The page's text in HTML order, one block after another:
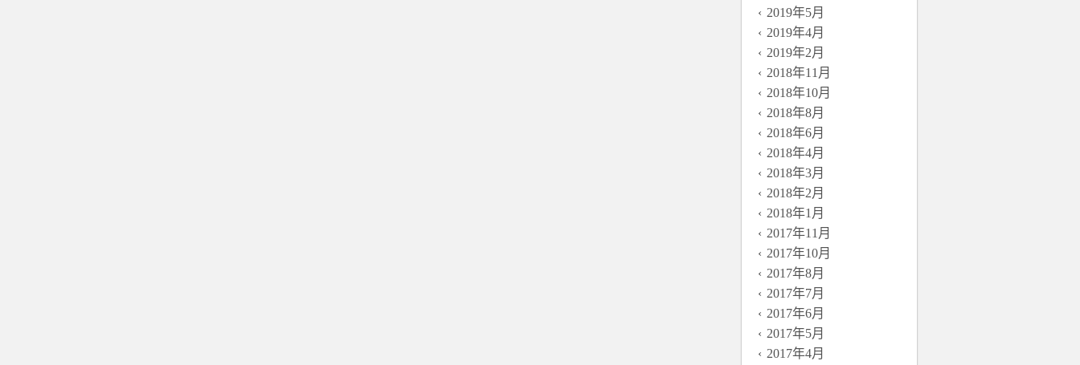
2019年5月
2019年4月
2019年2月
2018年11月
2018年10月
2018年8月
2018年6月
2018年4月
2018年3月
2018年2月
2018年1月
2017年11月
2017年10月
2017年8月
2017年7月
2017年6月
2017年5月
2017年4月